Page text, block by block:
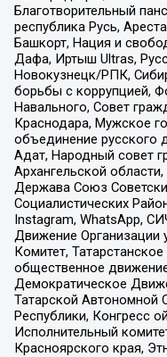
Благотворительный
республика Русь,
Башкорт, Нация и
Дафа, Иртыш Ultras,
Новокузнецк/РПК,
борьбы с коррупцией,
Навального, Совет
Краснодара, Мужское
объединение русского
Адат, Народный совет
Архангельской
Держава Союз
Социалистических
Instagram, WhatsApp,
Движение Организации
Комитет,
общественное
Демократическое
Татарской Автономной
Республики, Конгресс
Исполнительный
Красноярского края,